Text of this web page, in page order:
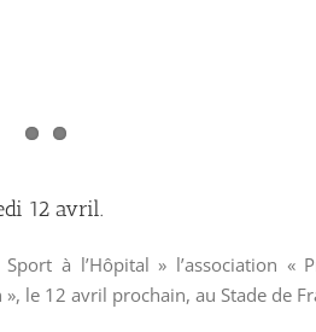
12 avril.
à l’Hôpital » l’association «
le 12 avril prochain, au Stade de